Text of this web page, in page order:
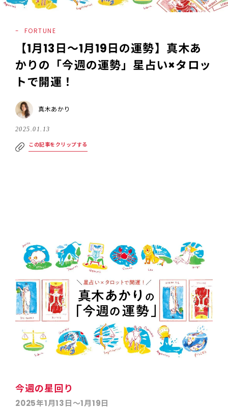
FORTUNE
【1月13日〜1月19日の運勢】真木あ
かりの「今週の運勢」星占い×タロッ
トで開運！
真木あかり
2025.01.13
この記事をクリップする
今週の星回り
2025年1月13日〜1月19日